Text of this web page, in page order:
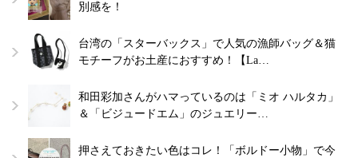
別感を！
台湾の「スターバックス」で人気の漁師バッグ＆猫
モチーフがお土産におすすめ！【La…
和田彩加さんがハマっているのは「ミオ ハルタカ」
＆「ビジュードエム」のジュエリー…
押さえておきたい色はコレ！「ボルドー小物」で今